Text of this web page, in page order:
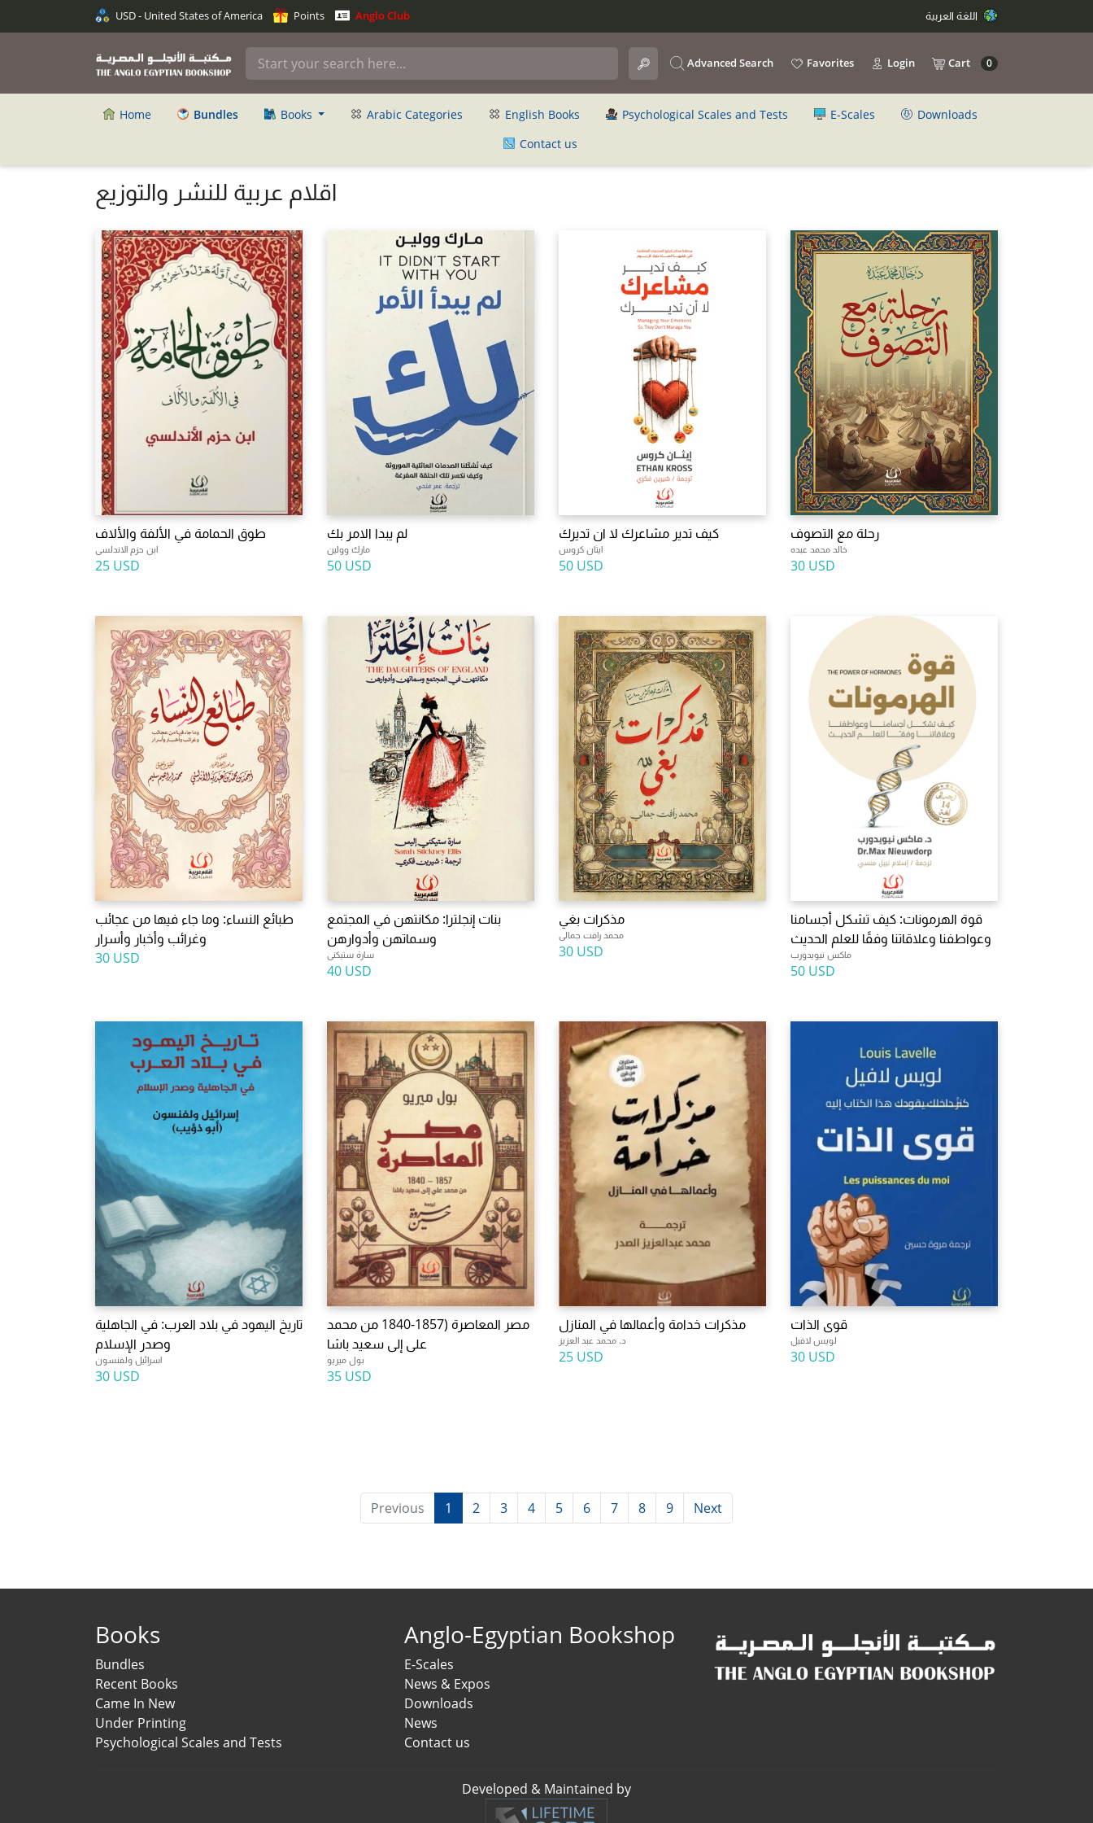
USD - United States of America Points Anglo Club
Advanced Search Favorites Login Cart 0
Home Bundles Books Arabic Categories English Books Psychological Scales and Tests E-Scales
Downloads
Contact us
اقلام عربية للنشر والتوزيع
طوق الحمامة في الألفة والألاف
ابن حزم الاندلسى
25 USD
لم يبدا الامر بك
مارك وولين
50 USD
كيف تدير مشاعرك لا ان تديرك
ايثان كروس
50 USD
رحلة مع التصوف
خالد محمد عبده
30 USD
طبائع النساء: وما جاء فيها من عجائب
وغرائب وأخبار وأسرار
30 USD
بنات إنجلترا: مكانتهن في المجتمع
وسماتهن وأدوارهن
سارة ستيكنى
40 USD
مذكرات بغي
محمد رافت جمالى
30 USD
قوة الهرمونات: كيف تشكل أجسامنا
وعواطفنا وعلاقاتنا وفقًا للعلم الحديث
ماكس نيويدورب
50 USD
تاريخ اليهود في بلاد العرب: في الجاهلية
وصدر الإسلام
اسرائيل ولفنسون
30 USD
مصر المعاصرة (1857-1840 من محمد
على إلى سعيد باشا
بول ميريو
35 USD
مذكرات خدامة وأعمالها في المنازل
د. محمد عبد العزيز
25 USD
قوى الذات
لويس لافيل
30 USD
Previous 1 2 3 4 5 6 7 8 9 Next
Books
Bundles
Recent Books
Came In New
Under Printing
Psychological Scales and Tests
Anglo-Egyptian Bookshop
E-Scales
News & Expos
Downloads
News
Contact us
Developed & Maintained by